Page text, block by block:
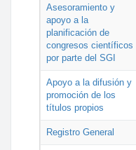
Asesoramiento y
apoyo a la
planificación de
congresos científicos
por parte del SGI
Apoyo a la difusión y
promoción de los
títulos propios
Registro General